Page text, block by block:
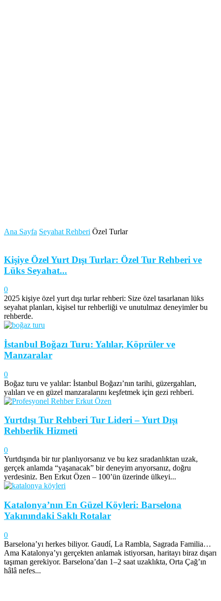
Ana Sayfa Seyahat Rehberi Özel Turlar
Kişiye Özel Yurt Dışı Turlar: Özel Tur Rehberi ve
Lüks Seyahat...
0
2025 kişiye özel yurt dışı turlar rehberi: Size özel tasarlanan lüks
seyahat planları, kişisel tur rehberliği ve unutulmaz deneyimler bu
rehberde.
İstanbul Boğazı Turu: Yalılar, Köprüler ve
Manzaralar
0
Boğaz turu ve yalılar: İstanbul Boğazı’nın tarihi, güzergahları,
yalıları ve en güzel manzaralarını keşfetmek için gezi rehberi.
Yurtdışı Tur Rehberi Tur Lideri – Yurt Dışı
Rehberlik Hizmeti
0
Yurtdışında bir tur planlıyorsanız ve bu kez sıradanlıktan uzak,
gerçek anlamda “yaşanacak” bir deneyim arıyorsanız, doğru
yerdesiniz. Ben Erkut Özen – 100’ün üzerinde ülkeyi...
Katalonya’nın En Güzel Köyleri: Barselona
Yakınındaki Saklı Rotalar
0
Barselona’yı herkes biliyor. Gaudí, La Rambla, Sagrada Familia…
Ama Katalonya’yı gerçekten anlamak istiyorsan, haritayı biraz dışarı
taşıman gerekiyor. Barselona’dan 1–2 saat uzaklıkta, Orta Çağ’ın
hâlâ nefes...